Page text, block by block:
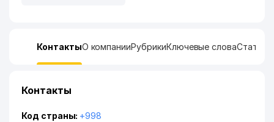
КонтактыО компанииРубрикиКлючевые слова
Контакты
Код страны: +998